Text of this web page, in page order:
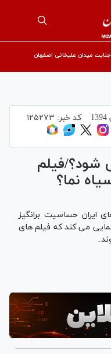
میدان علیخانی اصفهان
کد خبر: ۱۲۵۲۷۳
شود؟/فیلم
نما؟
ایران حساسیت برانگیز
می کند که فیلم های